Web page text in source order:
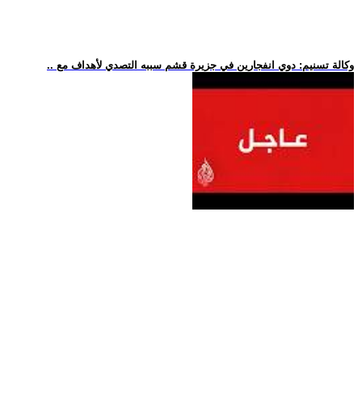
.. وكالة تسنيم: دوي انفجارين في جزيرة قشم سببه التصدي لأهداف مع